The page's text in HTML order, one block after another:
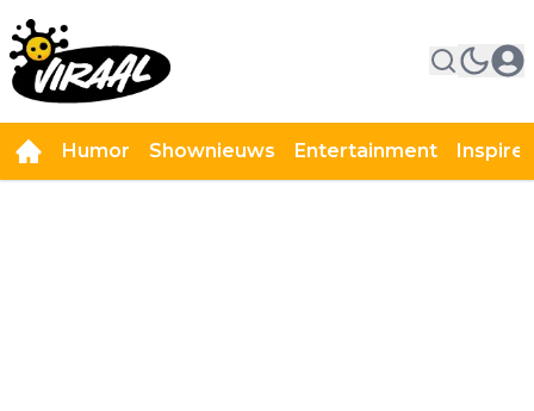
Humor Shownieuws Entertainment